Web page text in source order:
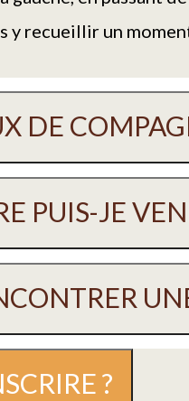
y recueillir un
DE
PUIS-JE
?